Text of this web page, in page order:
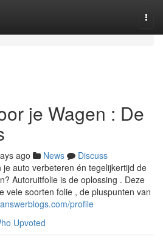
je Wagen : De
ago News
Discuss
auto verbeteren én tegelijkertijd de
Autoruitfolie is de oplossing . Deze
vele soorten folie , de pluspunten van
profile
Upvoted